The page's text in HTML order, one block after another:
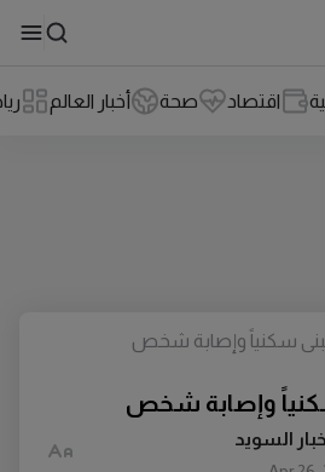
اقتصاد صحة أخبار العالم
السويد
وإصابة شخص
مبنى سكنياً وإصابة شخص